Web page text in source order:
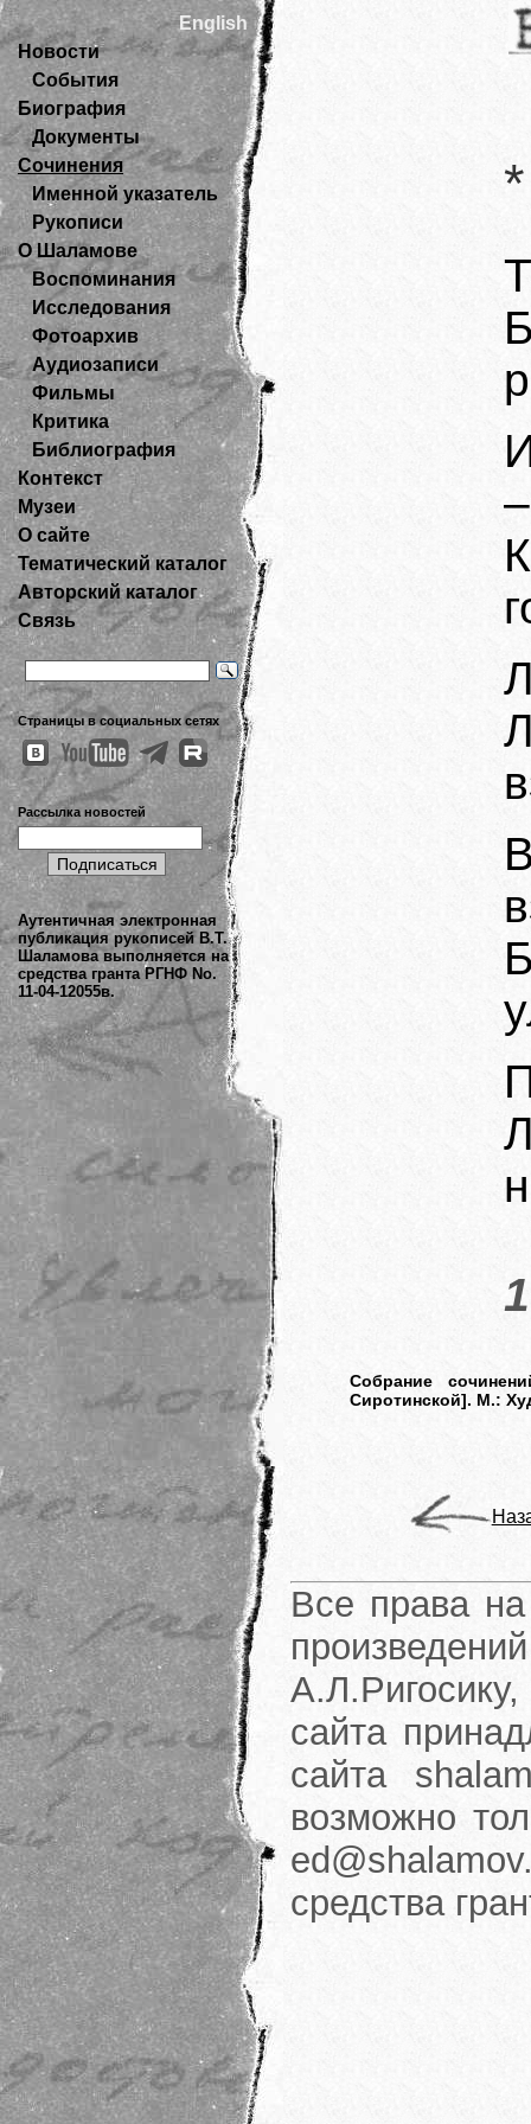
English
Новости
События
Биография
Документы
Сочинения
Именной указатель
Рукописи
О Шаламове
Воспоминания
Исследования
Фотоархив
Аудиозаписи
Фильмы
Критика
Библиография
Контекст
Музеи
О сайте
Тематический каталог
Авторский каталог
Связь
Страницы в социальных сетях
Рассылка новостей
Аутентичная электронная
публикация рукописей В.Т.
Шаламова выполняется на
средства гранта РГНФ No.
11-04-12055в.
–
Собрание
Сиротинской]. М.:
Все права на
сайта
сайта
возможно
средства